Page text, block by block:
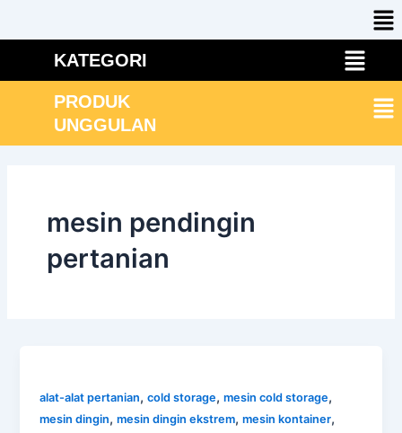
KATEGORI Menu
PRODUK
UNGGULAN
mesin pendingin
pertanian
alat-alat pertanian,cold storage,mesin cold storage,
mesin dingin,mesin dingin ekstrem,mesin kontainer,